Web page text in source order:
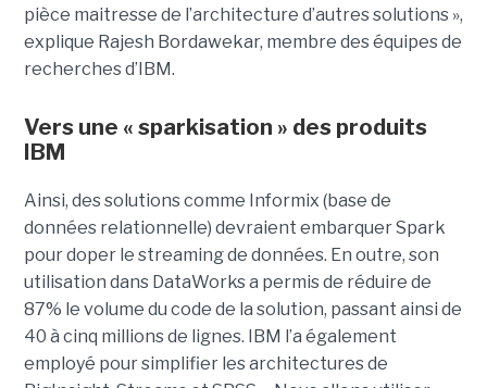
pièce maitresse de l’architecture d’autres solutions »,
explique Rajesh Bordawekar, membre des équipes de
recherches d’IBM.
Vers une « sparkisation » des produits
IBM
Ainsi, des solutions comme Informix (base de
données relationnelle) devraient embarquer Spark
pour doper le streaming de données. En outre, son
utilisation dans DataWorks a permis de réduire de
87% le volume du code de la solution, passant ainsi de
40 à cinq millions de lignes. IBM l’a également
employé pour simplifier les architectures de